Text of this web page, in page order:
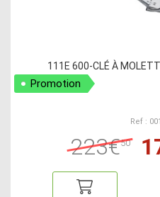
111E 600-CLÉ À
Promotion
Ref :
223€50